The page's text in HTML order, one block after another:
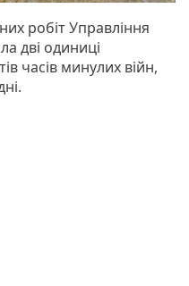
робіт Управління
дві одиниці
часів минулих війн,